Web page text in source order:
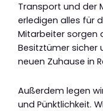
Transport und der
erledigen alles für
Mitarbeiter sorgen
Besitztümer
neuen Zuhause in
Außerdem legen
und Pünktlichkeit.